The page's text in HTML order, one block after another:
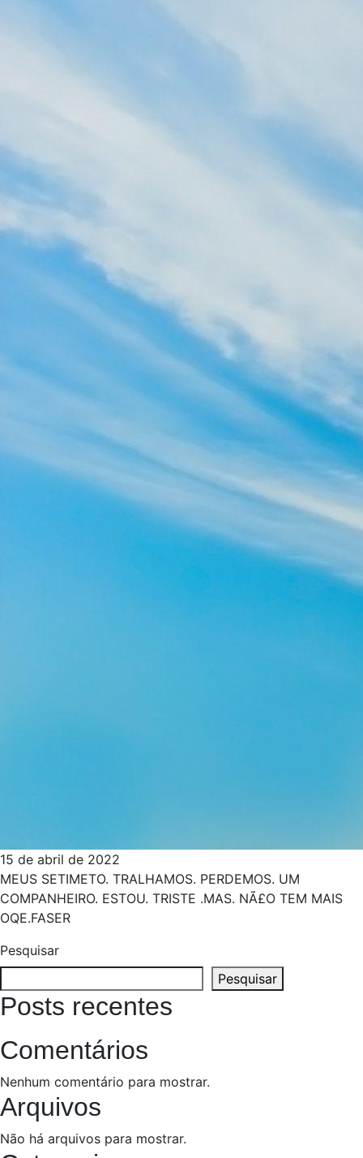
15 de abril de 2022
MEUS SETIMETO. TRALHAMOS. PERDEMOS. UM
COMPANHEIRO. ESTOU. TRISTE .MAS. NÃ£O TEM MAIS
OQE.FASER
Pesquisar
Pesquisar
Posts recentes
Comentários
Nenhum comentário para mostrar.
Arquivos
Não há arquivos para mostrar.